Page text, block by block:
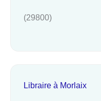
(29800)
Libraire à Morlaix